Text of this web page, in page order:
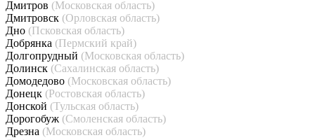
Дмитров (Московская область)
Дмитровск (Орловская область)
Дно (Псковская область)
Добрянка (Пермский край)
Долгопрудный (Московская область)
Долинск (Сахалинская область)
Домодедово (Московская область)
Донецк (Ростовская область)
Донской (Тульская область)
Дорогобуж (Смоленская область)
Дрезна (Московская область)